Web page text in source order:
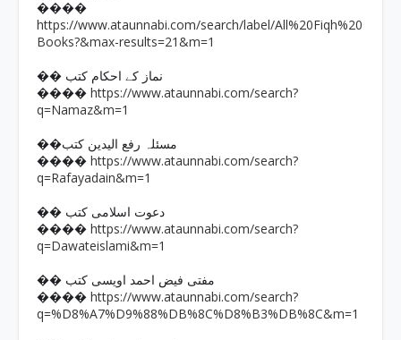
����
https://www.ataunnabi.com/search/label/All%20Fiqh%20
Books?&max-results=21&m=1
�� نماز کے احکام کتب
���� https://www.ataunnabi.com/search?
q=Namaz&m=1
��مسئلہ رفع الیدین کتب
���� https://www.ataunnabi.com/search?
q=Rafayadain&m=1
�� دعوت اسلامی کتب
���� https://www.ataunnabi.com/search?
q=Dawateislami&m=1
�� مفتی فیض احمد اویسی کتب
���� https://www.ataunnabi.com/search?
q=%D8%A7%D9%88%DB%8C%D8%B3%DB%8C&m=1